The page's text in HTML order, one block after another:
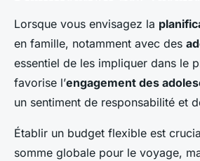
Lorsque vous envisagez la
en famille, notamment avec des
essentiel de les impliquer dans le
favorise l’engagement des
un sentiment de responsabilité et
Établir un budget flexible est
somme globale pour le voyage,